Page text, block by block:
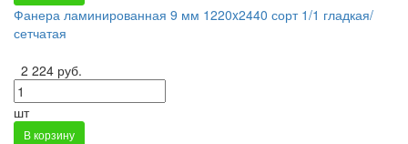
Фанера ламинированная 9 мм 1220x2440 сорт 1/1 гладкая/
сетчатая
2 224 руб.
шт
В корзину